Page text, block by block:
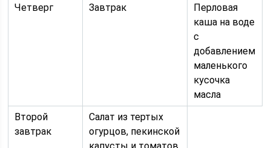
Четверг
Завтрак
Перловая
каша на воде
с
добавлением
маленького
кусочка
масла
Второй
завтрак
Салат из тертых
огурцов, пекинской